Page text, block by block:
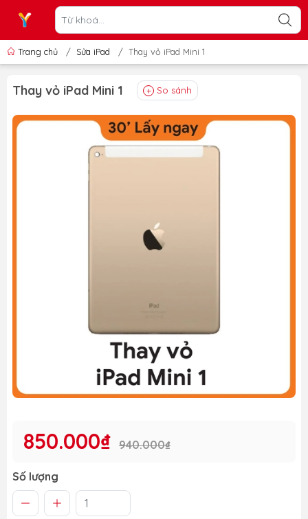
Trang chủ / Sửa iPad / Thay vỏ iPad Mini 1
Thay vỏ iPad Mini 1 So sánh
850.000₫ 940.000₫
Số lượng